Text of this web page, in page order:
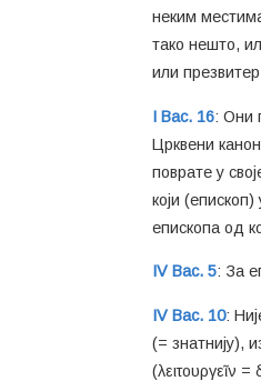
неким
тако нешто,
или
I Вас. 16: Они
Црквени
поврате у
који
епископа од
IV Вас. 5: За
IV Вас. 10:
(= знатнију),
(λειτουργεῖν